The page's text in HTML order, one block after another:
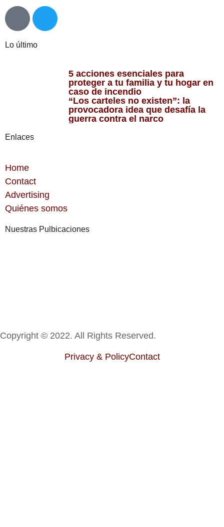
Lo último
5 acciones esenciales para
proteger a tu familia y tu hogar en
caso de incendio
“Los carteles no existen”: la
provocadora idea que desafía la
guerra contra el narco
Enlaces
Home
Contact
Advertising
Quiénes somos
Nuestras Pulbicaciones
Copyright © 2022. All Rights Reserved.
Privacy & PolicyContact